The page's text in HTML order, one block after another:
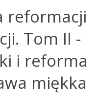
reformacji
Tom II -
i reforma
miękka